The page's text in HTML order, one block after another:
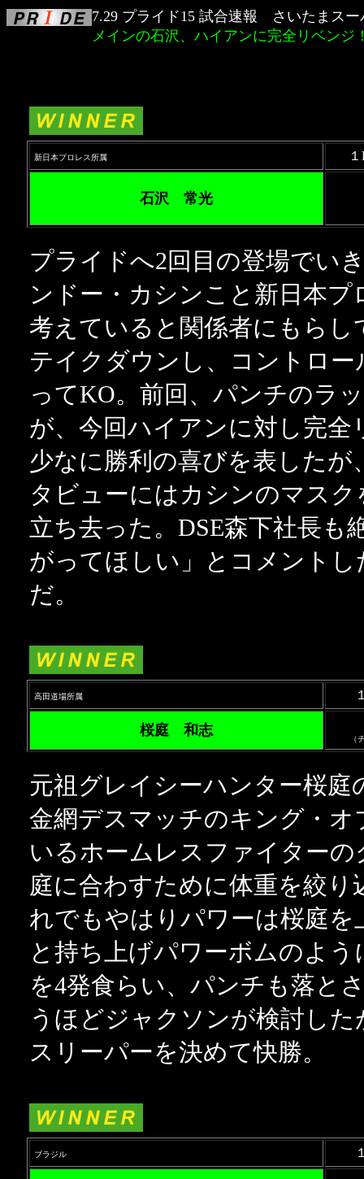
7.29 プライド15 試合速報 さいたまスー
メインの石沢、ハイアンに完全リベンジ
新日本プロレス所属
石沢 常光
プライドへ2回目の登場でい
ンドー・カシンこと新日本
考えていると関係者にもら
テイクダウンし、コントロ
ってKO。前回、パンチのラ
が、今回ハイアンに対し完
少なに勝利の喜びを表した
タビューにはカシンのマス
立ち去った。DSE森下社長
がってほしい」とコメント
だ。
高田道場所属
桜庭 和志
（
元祖グレイシーハンター桜庭
金網デスマッチのキング・
いるホームレスファイター
庭に合わすために体重を絞
れでもやはりパワーは桜庭
と持ち上げパワーボムのよ
を4発食らい、パンチも落と
うほどジャクソンが検討し
スリーパーを決めて快勝。
ブラジル